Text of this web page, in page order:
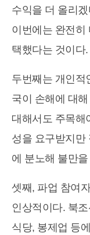
수익을 더 올리
이번에는 완전히
택했다는 것이다.
두번째는 개인적
국이 손해에 대
대해서도 주목해
성을 요구받지만
에 분노해 불만
셋째, 파업 참여
인상적이다. 북
식당, 봉제업 등